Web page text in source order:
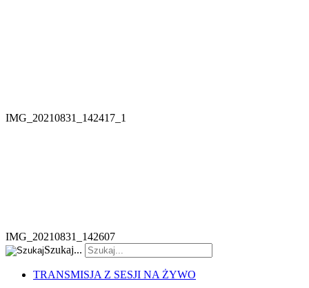
IMG_20210831_142417_1
IMG_20210831_142607
Szukaj...
TRANSMISJA Z SESJI NA ŻYWO